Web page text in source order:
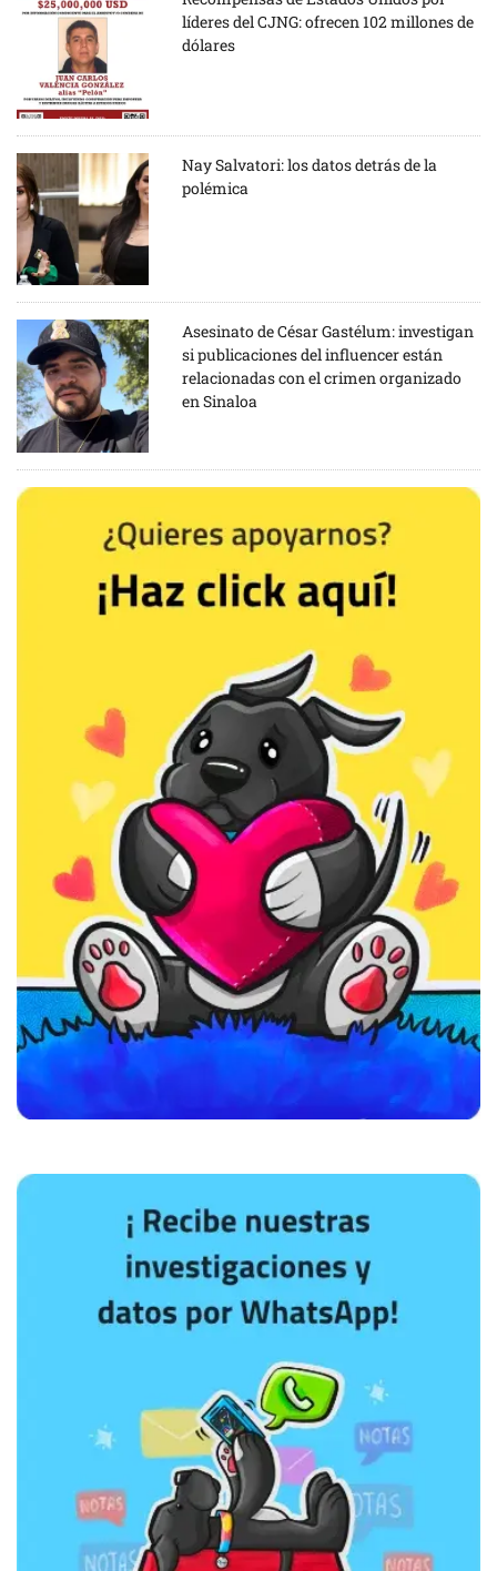
líderes del CJNG: ofrecen 102 millones de
dólares
Nay Salvatori: los datos detrás de la
polémica
Asesinato de César Gastélum: investigan
si publicaciones del influencer están
relacionadas con el crimen organizado
en Sinaloa